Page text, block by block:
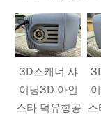
3D스캐너 샤
이닝3D 아인
스타 덕유항공
스